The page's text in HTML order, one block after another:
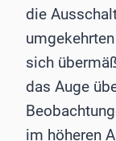
die
sich
das Auge
im höheren